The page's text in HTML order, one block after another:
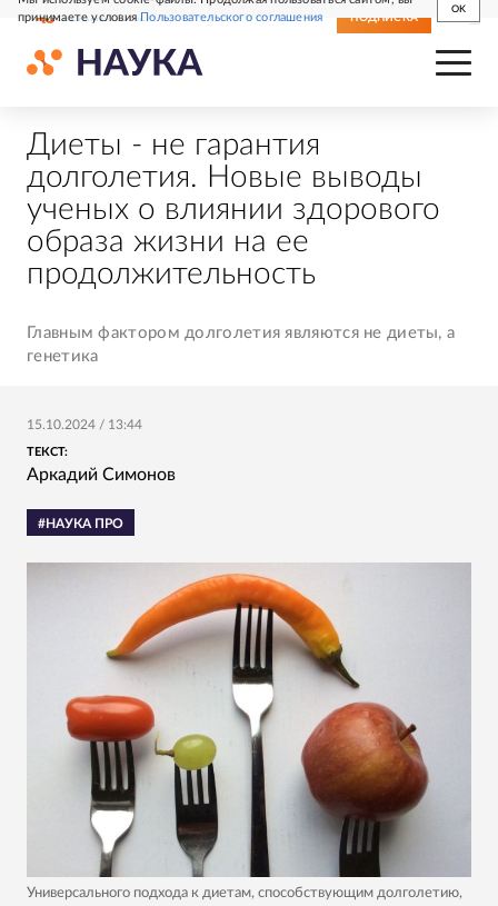
принимаете условияПользовательского соглашения
OK
СВЕЖИЙ НОМЕР ПОДПИСКА
Диеты - не гарантия
долголетия. Новые выводы
ученых о влиянии здорового
образа жизни на ее
продолжительность
Главным фактором долголетия являются не диеты, а
генетика
15.10.2024 / 13:44
ТЕКСТ:
Аркадий Симонов
#НАУКА ПРО
Универсального подхода к диетам, способствующим долголетию,